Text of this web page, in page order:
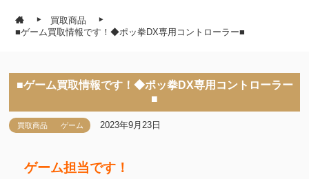
買取商品
■ゲーム買取情報です！◆ポッ拳DX専用コントローラー■
■ゲーム買取情報です！◆ポッ拳DX専用コントローラー
■
買取商品 ゲーム 2023年9月23日
ゲーム担当です！